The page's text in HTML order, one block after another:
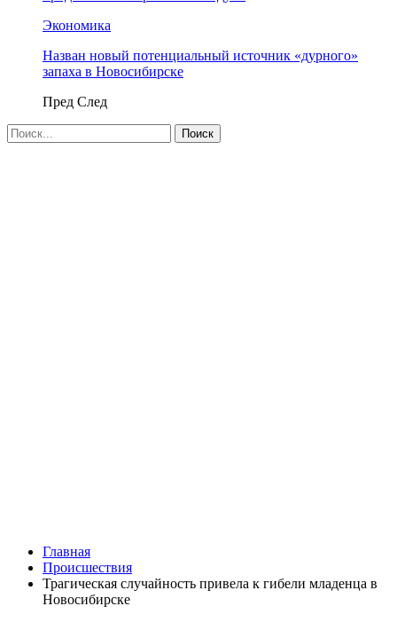
Экономика
Назван новый потенциальный источник «дурного»
запаха в Новосибирске
Пред След
Главная
Происшествия
Трагическая случайность привела к гибели младенца в
Новосибирске